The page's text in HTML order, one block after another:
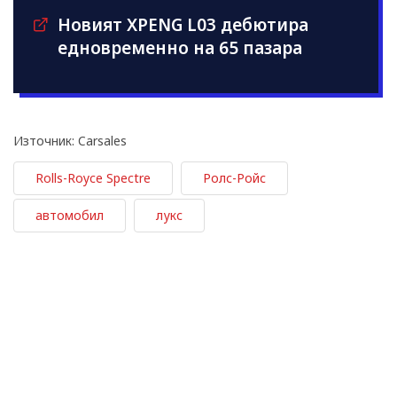
Новият XPENG L03 дебютира
едновременно на 65 пазара
Източник: Carsales
Rolls-Royce Spectre Ролс-Ройс
автомобил лукс